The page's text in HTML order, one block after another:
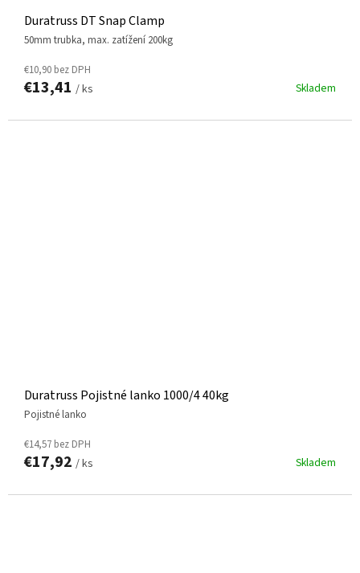
Duratruss DT Snap Clamp
50mm trubka, max. zatížení 200kg
Skladem
€10,90 bez DPH
€13,41 / ks
Duratruss Pojistné lanko 1000/4 40kg
Pojistné lanko
Skladem
€14,57 bez DPH
€17,92 / ks